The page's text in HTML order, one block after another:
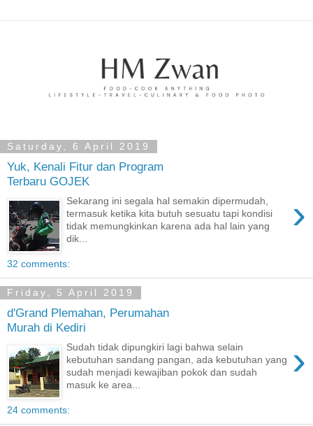
Saturday, 6 April 2019
Yuk, Kenali Fitur dan Program
Terbaru GOJEK
›
Sekarang ini segala hal semakin dipermudah,
termasuk ketika kita butuh sesuatu tapi kondisi
tidak memungkinkan karena ada hal lain yang
dik...
32 comments:
Friday, 5 April 2019
d'Grand Plemahan, Perumahan
Murah di Kediri
›
Sudah tidak dipungkiri lagi bahwa selain
kebutuhan sandang pangan, ada kebutuhan yang
sudah menjadi kewajiban pokok dan sudah
masuk ke area...
24 comments: